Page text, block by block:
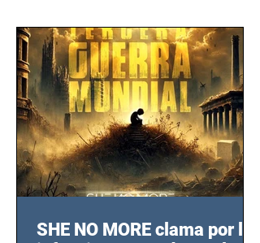
SHE NO MORE clama por las